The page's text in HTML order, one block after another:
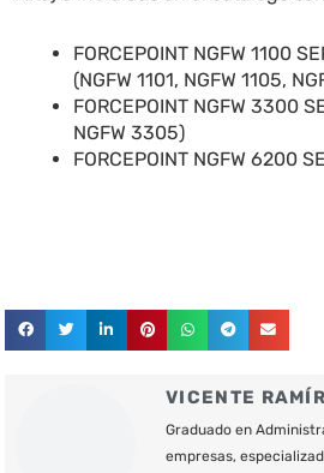
FORCEPOINT NGFW 1100
(NGFW 1101, NGFW 1105,
FORCEPOINT NGFW 3300
NGFW 3305)
FORCEPOINT NGFW 6200
VICENTE
Graduado en
empresas,